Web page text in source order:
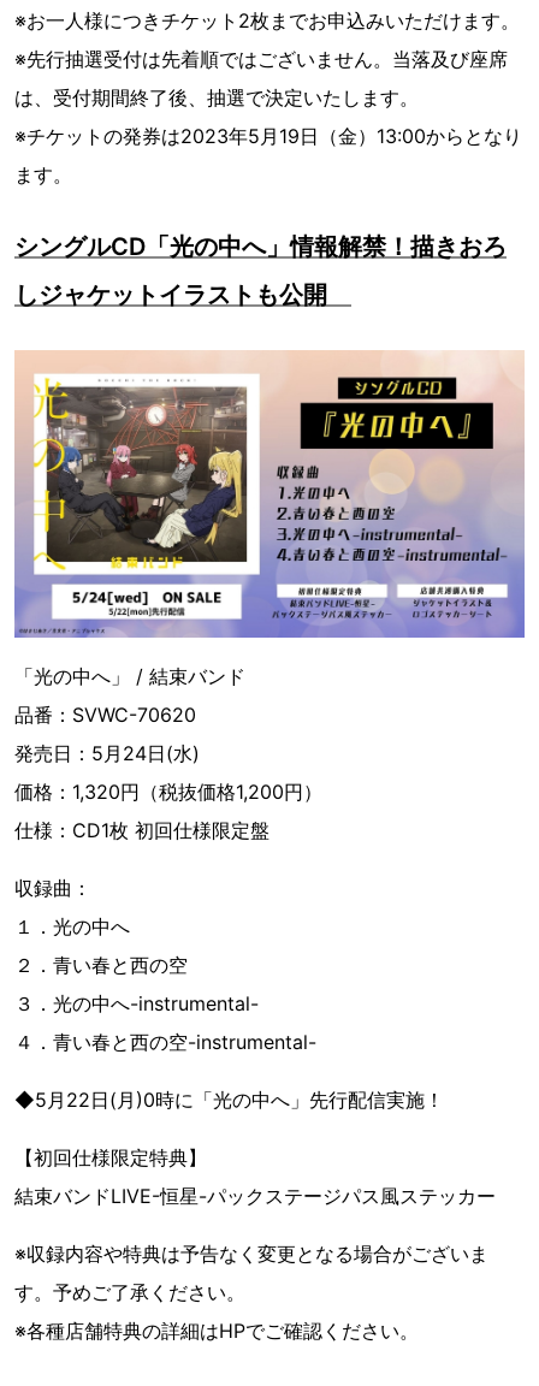
※お一人様につきチケット2枚までお申込みいただけます。
※先行抽選受付は先着順ではございません。当落及び座席
は、受付期間終了後、抽選で決定いたします。
※チケットの発券は2023年5月19日（金）13:00からとなり
ます。
シングルCD「光の中へ」情報解禁！描きおろ
しジャケットイラストも公開
「光の中へ」 / 結束バンド
品番：SVWC-70620
発売日：5月24日(水)
価格：1,320円（税抜価格1,200円）
仕様：CD1枚 初回仕様限定盤
収録曲：
１．光の中へ
２．青い春と西の空
３．光の中へ-instrumental-
４．青い春と西の空-instrumental-
◆5月22日(月)0時に「光の中へ」先行配信実施！
【初回仕様限定特典】
結束バンドLIVE-恒星-パックステージパス風ステッカー
※収録内容や特典は予告なく変更となる場合がございま
す。予めご了承ください。
※各種店舗特典の詳細はHPでご確認ください。